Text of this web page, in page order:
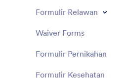
Formulir Relawan
Waiver Forms
Formulir Pernikahan
Formulir Kesehatan